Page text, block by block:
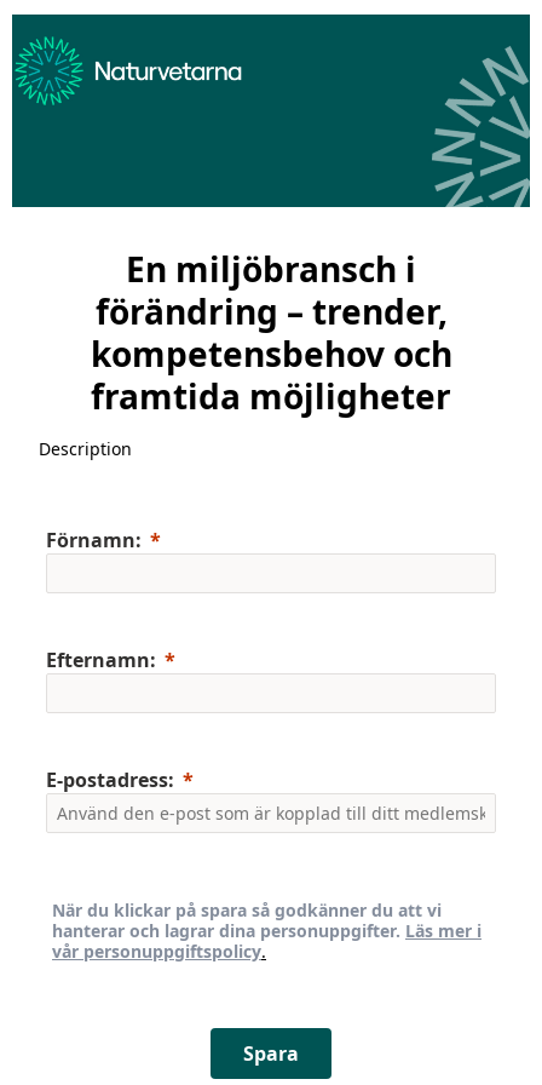
En miljöbransch i
förändring – trender,
kompetensbehov och
framtida möjligheter
Description
Förnamn:
Efternamn:
E-postadress:
När du klickar på spara så godkänner du att vi
hanterar och lagrar dina personuppgifter. Läs mer i
vår personuppgiftspolicy.
Spara